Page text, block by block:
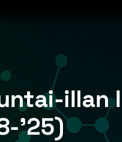
illan
’25)